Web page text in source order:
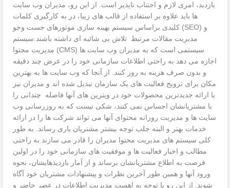
بازدید، امری لازم و اجتناب ناپذیر است. از این رو، مدیران وب سایت
ها باید علاوه بر استفاده از قالب های زیبا، در به کارگیری کلمات
کلیدی براساس سیستم بهینه سازی موتورهای جست وجو (SEO) و
مدیریت مقالات مرتبط تلاش بی شائبه ای داشته باشند.سیستم
مدیریت محتوا (CMS) سیستمی است که به مدیران وب سایت ها
اجازه می دهد به راحتی اطلاعات سازمانی خود را در عرض چند دقیقه
و بدون صرف هزینه به روز کنند. از آنجا که وب سایت ها به بهترین
مکان برای ترویج فعالیت های یک سازمان تبدیل شده اند و مدیران نیز
با ارائه جدیدترین محصولات خود در ویترین های آنها فاصله چندانی را
با مشتریانشان احساس نمی کنند، شکی نیست که به روزرسانی وب
سایت ها و مدیریت روزانه محتوای آنها می تواند شرکت ها را در ارائه
خدمات بهتر و البته جلب توجه بیشتر مشتریان یاری رساند. به طور
کلی سیستم های مدیریت محتوا مدیران را قادر می سازند به راحتی
مطالب و اخبار فعالیت ها و موفقیت های سازمانی خود را در اولین
فرصت به اطلاع مشتریانشان برساند و از آمار بازدیدهایشان، نحوه
ورود آنها و همین طور آخرین نظرات و پیشنهادات مشتریان خود آگاه
شوند. از این رو با توجه به اهمیت مدیریت اطلاعات در عصر حاضر و